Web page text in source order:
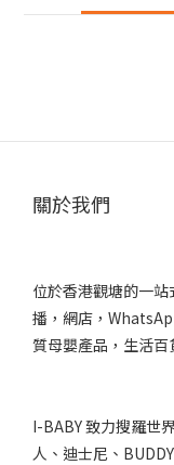
關於我們
位於香港觀塘的一
播，網店，
質母嬰產品，生活百
I-BABY 致力搜羅世
人、迪士尼、